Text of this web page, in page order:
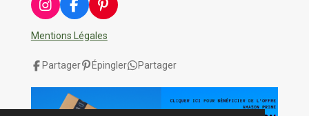
I
n
s
a
r
F
a
c
b
o
k
P
i
n
e
e
Mentions Légales
Partager Épingler Partager